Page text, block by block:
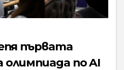
първата
по AI